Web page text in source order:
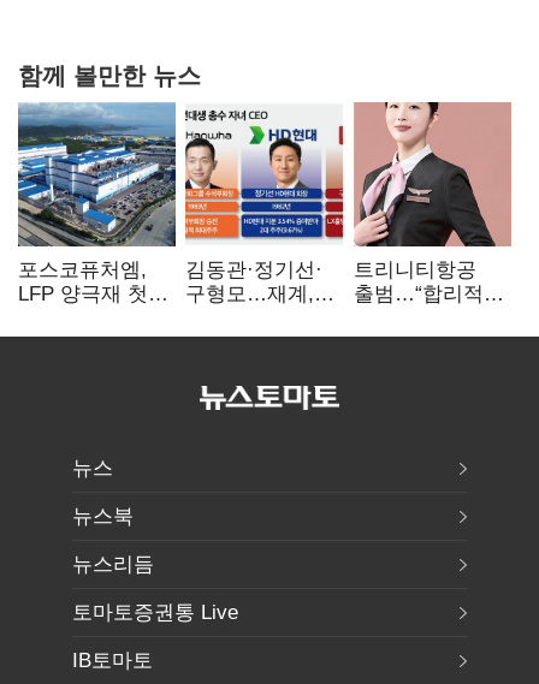
함께 볼만한 뉴스
포스코퓨처엠,
LFP 양극재 첫
ESS 시장 공략
김동관·정기선·
구형모…재계,
전성시대
트리니티항공
출범…“합리적
서비스로 승부”
뉴스
뉴스북
뉴스리듬
토마토증권통 Live
IB토마토